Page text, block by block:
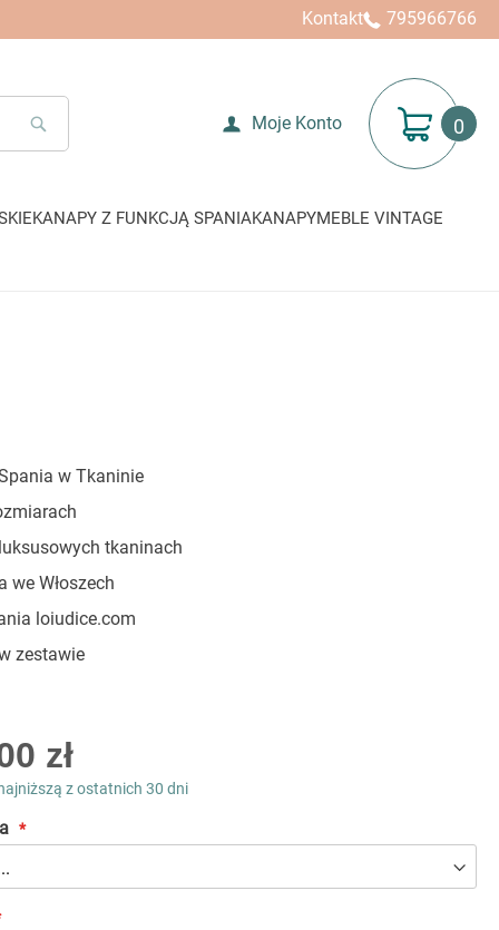
Kontakt 795966766
SEARCH
Moje Konto Mój koszyk
KANAPY Z FUNKCJĄ SPANIAKANAPYMEBLE VINTAGE
w Tkaninie
tkaninach
we Włoszech
loiudice.com
zestawie
zł
z ostatnich 30 dni